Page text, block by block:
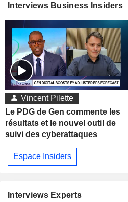
Interviews Business Insiders
Vincent Pilette
Le PDG de Gen commente les
résultats et le nouvel outil de
suivi des cyberattaques
Espace Insiders
Interviews Experts